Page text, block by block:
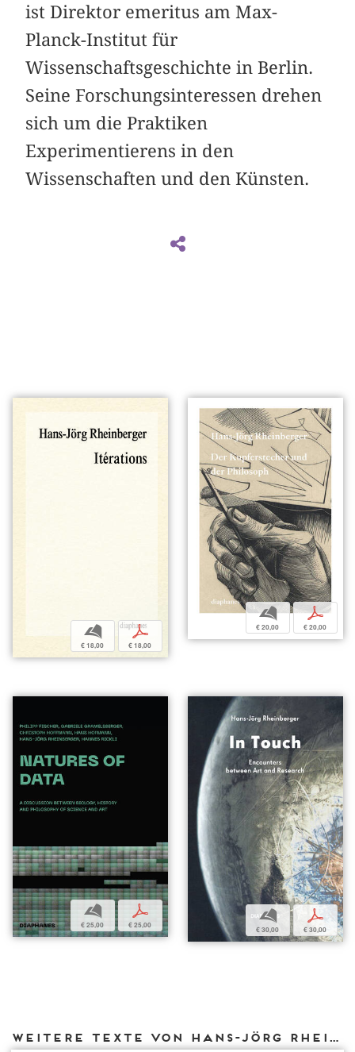
ist Direktor emeritus am Max-
Planck-Institut für
Wissenschaftsgeschichte in Berlin.
Seine Forschungsinteressen drehen
sich um die Praktiken
Experimentierens in den
Wissenschaften und den Künsten.
b
€ 18,00
p
€ 18,00
b
€ 20,00
p
€ 20,00
b
€ 25,00
p
€ 25,00
b
€ 30,00
p
€ 30,00
Weitere Texte von Hans-Jörg Rheinberger bei DIAPHANES